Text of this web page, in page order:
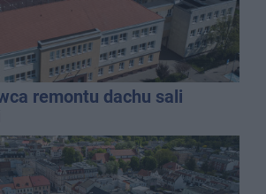
remontu dachu sali